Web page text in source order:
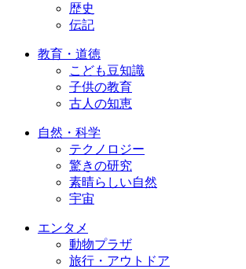
歴史
伝記
教育・道徳
こども豆知識
子供の教育
古人の知恵
自然・科学
テクノロジー
驚きの研究
素晴らしい自然
宇宙
エンタメ
動物プラザ
旅行・アウトドア